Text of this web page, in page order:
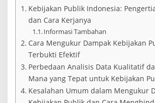
e
p
Kebijakan Publik Indonesia:
dan Cara Kerjanya
Informasi Tambahan
Cara Mengukur Dampak Kebijakan
Terbukti Efektif
Perbedaan Analisis Data Kualitatif
Mana yang Tepat untuk Kebijakan
Kesalahan Umum dalam Mengukur